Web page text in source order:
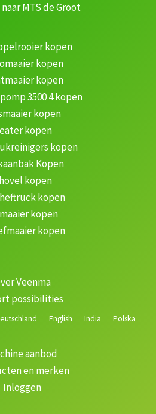
MTS de Groot
kopen
kopen
kopen
3500 4 kopen
kopen
kopen
kopen
Kopen
kopen
kopen
kopen
kopen
Veenma
possibilities
English India
Polska
aanbod
en merken
Inloggen